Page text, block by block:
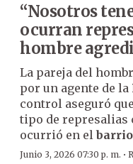
“Nosotros
ocurran
hombre
La pareja del
por un agente de la
control aseguró
tipo de represalias
ocurrió en el
Junio 3, 2026 07:30 p. m. ·